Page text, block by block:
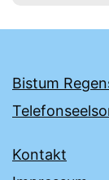
Bistum
Kontakt